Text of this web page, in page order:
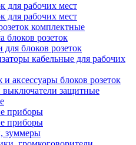
для рабочих мест
для рабочих мест
комплектные
блоков розеток
блоков розеток
кабельные для рабочих
аксессуары блоков розеток
выключатели защитные
приборы
приборы
зуммеры